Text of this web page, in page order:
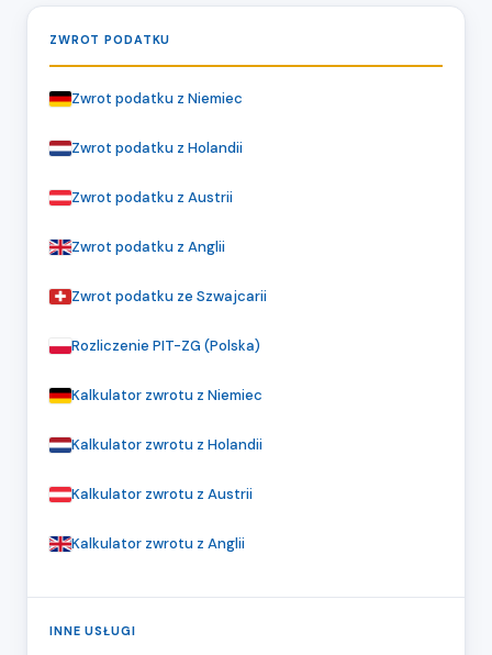
ZWROT PODATKU
Zwrot podatku z Niemiec
Zwrot podatku z Holandii
Zwrot podatku z Austrii
Zwrot podatku z Anglii
Zwrot podatku ze Szwajcarii
Rozliczenie PIT-ZG (Polska)
Kalkulator zwrotu z Niemiec
Kalkulator zwrotu z Holandii
Kalkulator zwrotu z Austrii
Kalkulator zwrotu z Anglii
INNE USŁUGI